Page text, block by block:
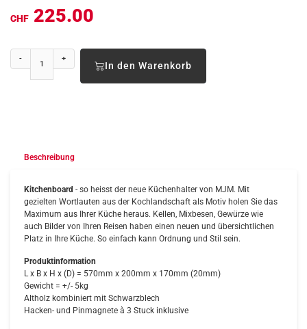
CHF 225.00
- +
In den Warenkorb
Beschreibung
Kitchenboard - so heisst der neue Küchenhalter von MJM. Mit
gezielten Wortlauten aus der Kochlandschaft als Motiv holen Sie das
Maximum aus Ihrer Küche heraus. Kellen, Mixbesen, Gewürze wie
auch Bilder von Ihren Reisen haben einen neuen und übersichtlichen
Platz in Ihre Küche. So einfach kann Ordnung und Stil sein.
Produktinformation
L x B x H x (D) = 570mm x 200mm x 170mm (20mm)
Gewicht = +/- 5kg
Altholz kombiniert mit Schwarzblech
Hacken- und Pinmagnete à 3 Stuck inklusive